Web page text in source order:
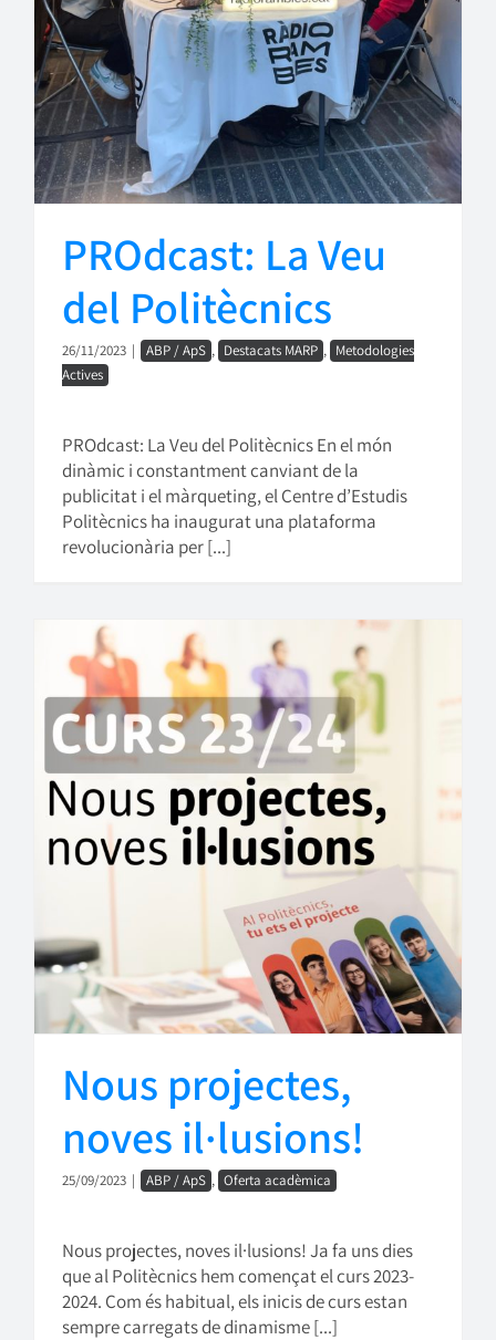
PROdcast: La Veu
del Politècnics
26/11/2023 | ABP / ApS , Destacats MARP , Metodologies
Actives
PROdcast: La Veu del Politècnics En el món
dinàmic i constantment canviant de la
publicitat i el màrqueting, el Centre d’Estudis
Politècnics ha inaugurat una plataforma
revolucionària per [...]
Nous projectes,
noves il·lusions!
25/09/2023 | ABP / ApS , Oferta acadèmica
Nous projectes, noves il·lusions! Ja fa uns dies
que al Politècnics hem començat el curs 2023-
2024. Com és habitual, els inicis de curs estan
sempre carregats de dinamisme [...]